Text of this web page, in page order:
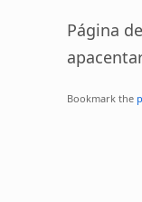
Página
Bookmark the